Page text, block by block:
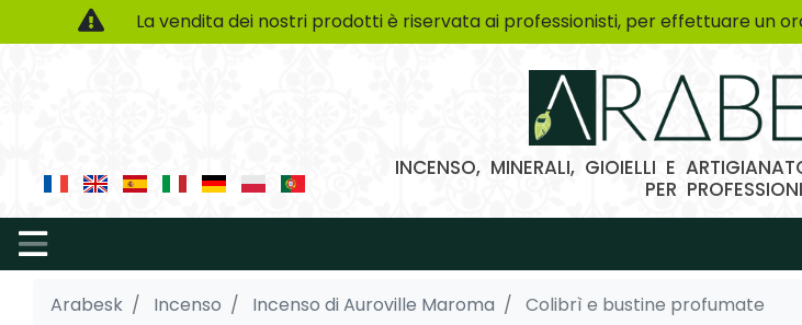
La vendita dei nostri prodotti è riservata ai professionisti, per effettuare un
INCENSO, MINERALI, GIOIELLI E
PER
Arabesk Incenso Incenso di Auroville Maroma Colibrì e bustine profumate